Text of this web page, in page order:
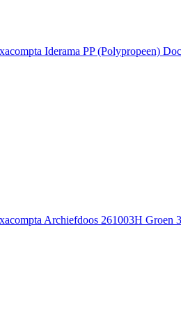
Iderama PP (Polypropeen)
Archiefdoos 261003H Groen